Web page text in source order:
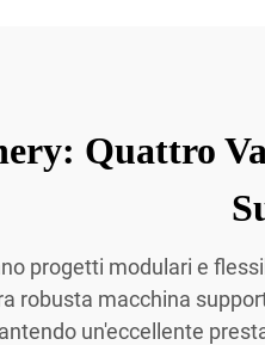
Quattro
progetti modulari e
robusta macchina
un'eccellente